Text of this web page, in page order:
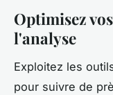
Optimisez
l'analyse
Exploitez les
pour suivre de